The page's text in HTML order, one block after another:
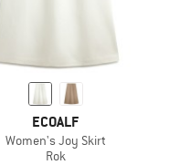
ECOALF
Women's Joy Skirt
Rok